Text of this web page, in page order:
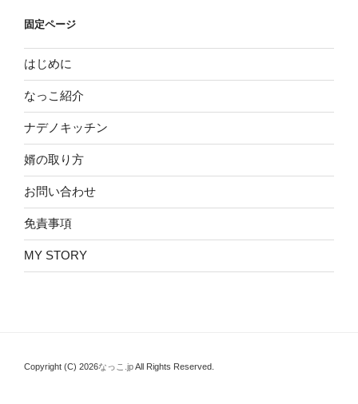
固定ページ
はじめに
なっこ紹介
ナデノキッチン
婿の取り方
お問い合わせ
免責事項
MY STORY
Copyright (C) 2026なっこ.jpAll Rights Reserved.